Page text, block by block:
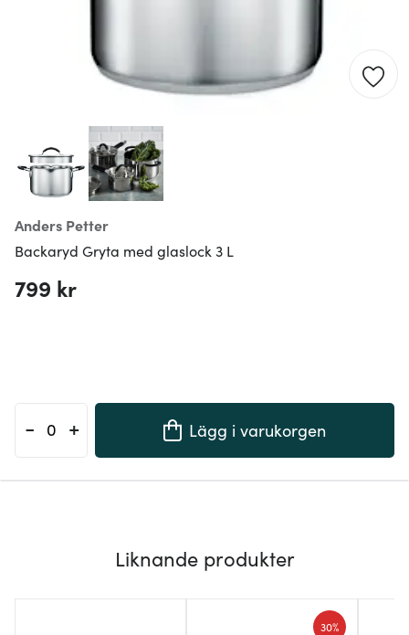
Anders Petter
Backaryd Gryta med glaslock 3 L
799 kr
- + Lägg i varukorgen
Liknande produkter
30%